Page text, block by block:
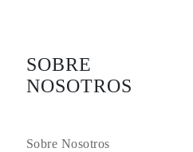
SOBRE
NOSOTROS
Sobre Nosotros